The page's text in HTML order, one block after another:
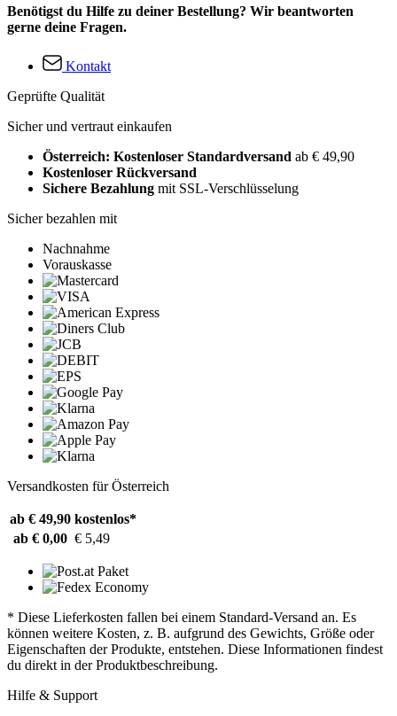
Benötigst du Hilfe zu deiner Bestellung? Wir beantworten
gerne deine Fragen.
Kontakt
Geprüfte Qualität
Sicher und vertraut einkaufen
Österreich: Kostenloser Standardversand ab € 49,90
Kostenloser Rückversand
Sichere Bezahlung mit SSL-Verschlüsselung
Sicher bezahlen mit
Nachnahme
Vorauskasse
Versandkosten für Österreich
ab € 49,90 kostenlos*
ab € 0,00 € 5,49
* Diese Lieferkosten fallen bei einem Standard-Versand an. Es
können weitere Kosten, z. B. aufgrund des Gewichts, Größe oder
Eigenschaften der Produkte, entstehen. Diese Informationen findest
du direkt in der Produktbeschreibung.
Hilfe & Support